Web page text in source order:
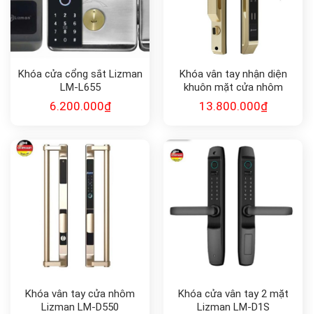
Khóa cửa cổng sắt Lizman
LM-L655
6.200.000₫
Khóa vân tay nhận diện
khuôn mặt cửa nhôm
Lizman LM-AL919
13.800.000₫
Khóa vân tay cửa nhôm
Lizman LM-D550
Khóa cửa vân tay 2 mặt
Lizman LM-D1S